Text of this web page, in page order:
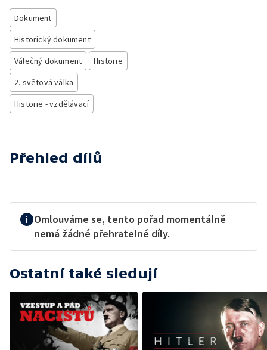
Dokument
Historický dokument
Válečný dokument
Historie
2. světová válka
Historie - vzdělávací
Přehled dílů
Omlouváme se, tento pořad momentálně
nemá žádné přehratelné díly.
Ostatní také sledují